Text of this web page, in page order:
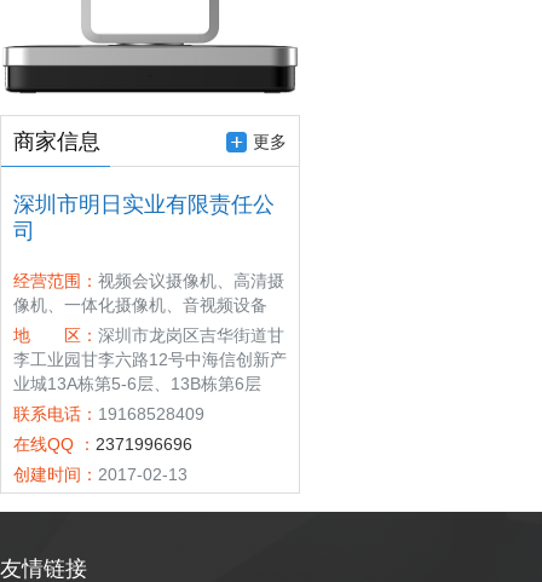
商家信息 更多
深圳市明日实业有限责任公
司
经营范围： 视频会议摄像机、高清摄
像机、一体化摄像机、音视频设备
地 区： 深圳市龙岗区吉华街道甘
李工业园甘李六路12号中海信创新产
业城13A栋第5-6层、13B栋第6层
联系电话： 19168528409
在线QQ ： 2371996696
创建时间： 2017-02-13
友情链接